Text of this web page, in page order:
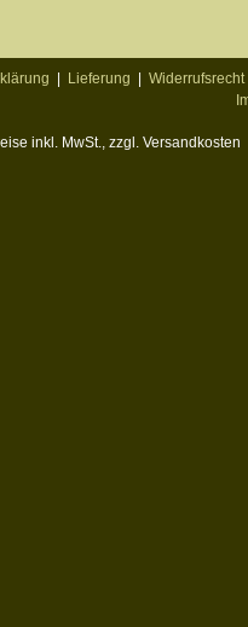
Lieferung Widerrufsrecht
inkl. MwSt., zzgl. Versandkosten